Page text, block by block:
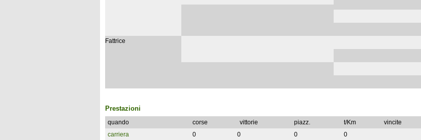
Fattrice
Prestazioni
quando corse vittorie piazz. t/Km
vincite
carriera
0 0 0 0